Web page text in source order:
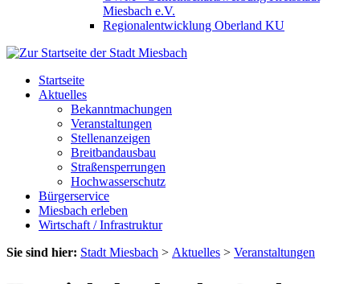
Miesbach e.V.
Regionalentwicklung Oberland KU
Startseite
Aktuelles
Bekanntmachungen
Veranstaltungen
Stellenanzeigen
Breitbandausbau
Straßensperrungen
Hochwasserschutz
Bürgerservice
Miesbach erleben
Wirtschaft / Infrastruktur
Sie sind hier: Stadt Miesbach > Aktuelles > Veranstaltungen